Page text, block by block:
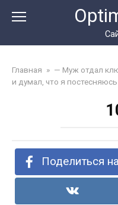
Главная » — Муж отдал
и думал, что я
Поделиться